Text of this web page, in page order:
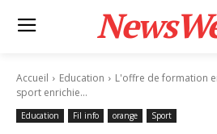
Accueil Education
L'offre de formation
sport enrichie...
Education Fil info orange Sport